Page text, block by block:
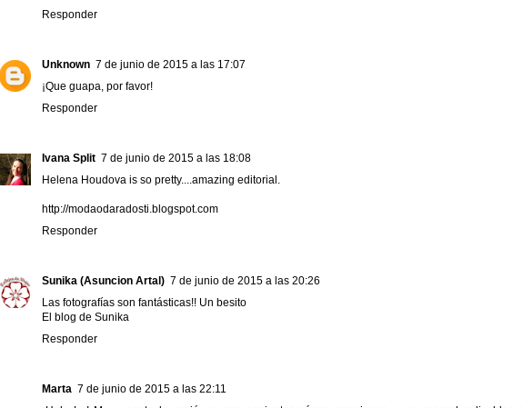
Responder
Unknown 7 de junio de 2015 a las 17:07
¡Que guapa, por favor!
Responder
Ivana Split 7 de junio de 2015 a las 18:08
Helena Houdova is so pretty....amazing editorial.
http://modaodaradosti.blogspot.com
Responder
Sunika (Asuncion Artal) 7 de junio de 2015 a las 20:26
Las fotografías son fantásticas!! Un besito
El blog de Sunika
Responder
Marta 7 de junio de 2015 a las 22:11